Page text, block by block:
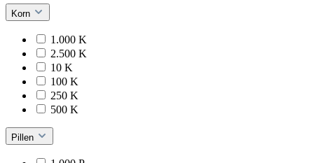
Korn
1.000 K
2.500 K
10 K
100 K
250 K
500 K
Pillen